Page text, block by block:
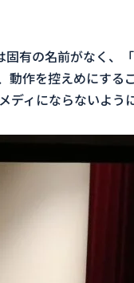
固有の名前がなく、
作を控えめにする
ィにならないよう